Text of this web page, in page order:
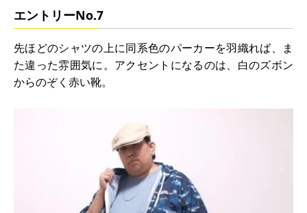
エントリーNo.7
先ほどのシャツの上に同系色のパーカーを羽織れば、ま
た違った雰囲気に。アクセントになるのは、白のズボン
からのぞく赤い靴。